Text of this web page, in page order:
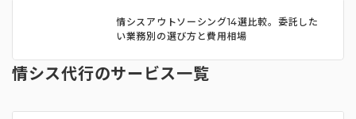
情シスアウトソーシング14選比較。委託した
い業務別の選び方と費用相場
情シス代行のサービス一覧